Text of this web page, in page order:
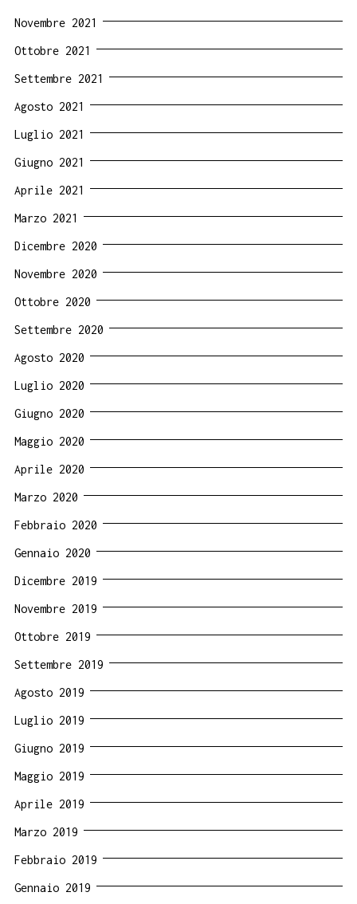
Novembre 2021
Ottobre 2021
Settembre 2021
Agosto 2021
Luglio 2021
Giugno 2021
Aprile 2021
Marzo 2021
Dicembre 2020
Novembre 2020
Ottobre 2020
Settembre 2020
Agosto 2020
Luglio 2020
Giugno 2020
Maggio 2020
Aprile 2020
Marzo 2020
Febbraio 2020
Gennaio 2020
Dicembre 2019
Novembre 2019
Ottobre 2019
Settembre 2019
Agosto 2019
Luglio 2019
Giugno 2019
Maggio 2019
Aprile 2019
Marzo 2019
Febbraio 2019
Gennaio 2019